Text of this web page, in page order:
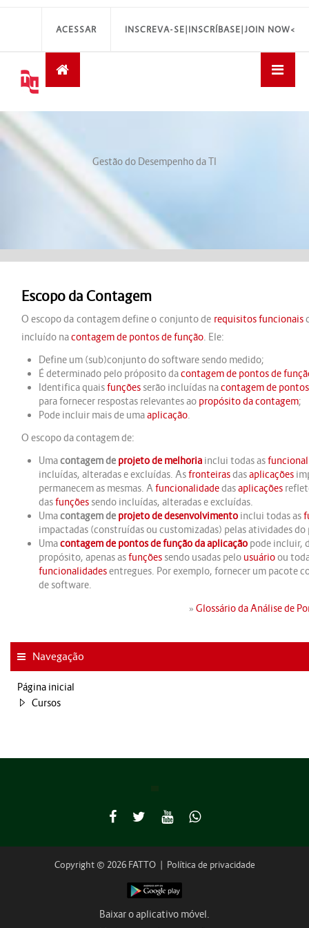
INSCREVA-SE|INSCRÍBASE|JOIN NOW<
ACESSAR
Gestão do Desempenho da TI
Escopo da Contagem
O escopo da contagem define o conjunto de requisitos funcionais
incluído nacontagem de pontos de função. Ele:
Define um (sub)conjunto do software sendo medido;
É determinado pelo próposito dacontagem de pontos de
Identifica quaisfunçõesserão incluídas nacontagem de
para fornecer respostas relevantes ao propósito da contagem;
Pode incluir mais de umaaplicação.
O escopo da contagem de:
Umacontagem de projeto de melhoriainclui todas as
incluídas, alteradas e excluídas. Asfronteirasdasaplicações
permanecem as mesmas. Afuncionalidadedasaplicações
dasfunçõessendo incluídas, alteradas e excluídas.
Umacontagem de projeto de desenvolvimentoinclui todas as
impactadas (construídas ou customizadas) pelas atividades
Umacontagem de pontos de função da aplicaçãopode incluir,
propósito, apenas asfunçõessendo usadas pelo usuárioou
funcionalidadesentregues. Por exemplo, fornecer um pacote
de software.
» Glossário da Análise de
Navegação
Página inicial
Cursos
Copyright © 2026 FATTO | Política de privacidade
Baixar o aplicativo móvel.